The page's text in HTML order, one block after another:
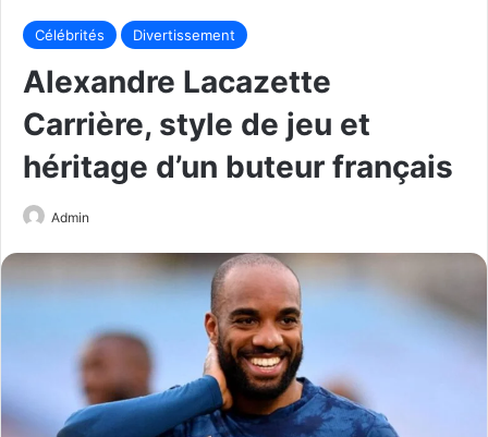
Célébrités Divertissement
Alexandre Lacazette
Carrière, style de jeu et
héritage d’un buteur français
Admin
email